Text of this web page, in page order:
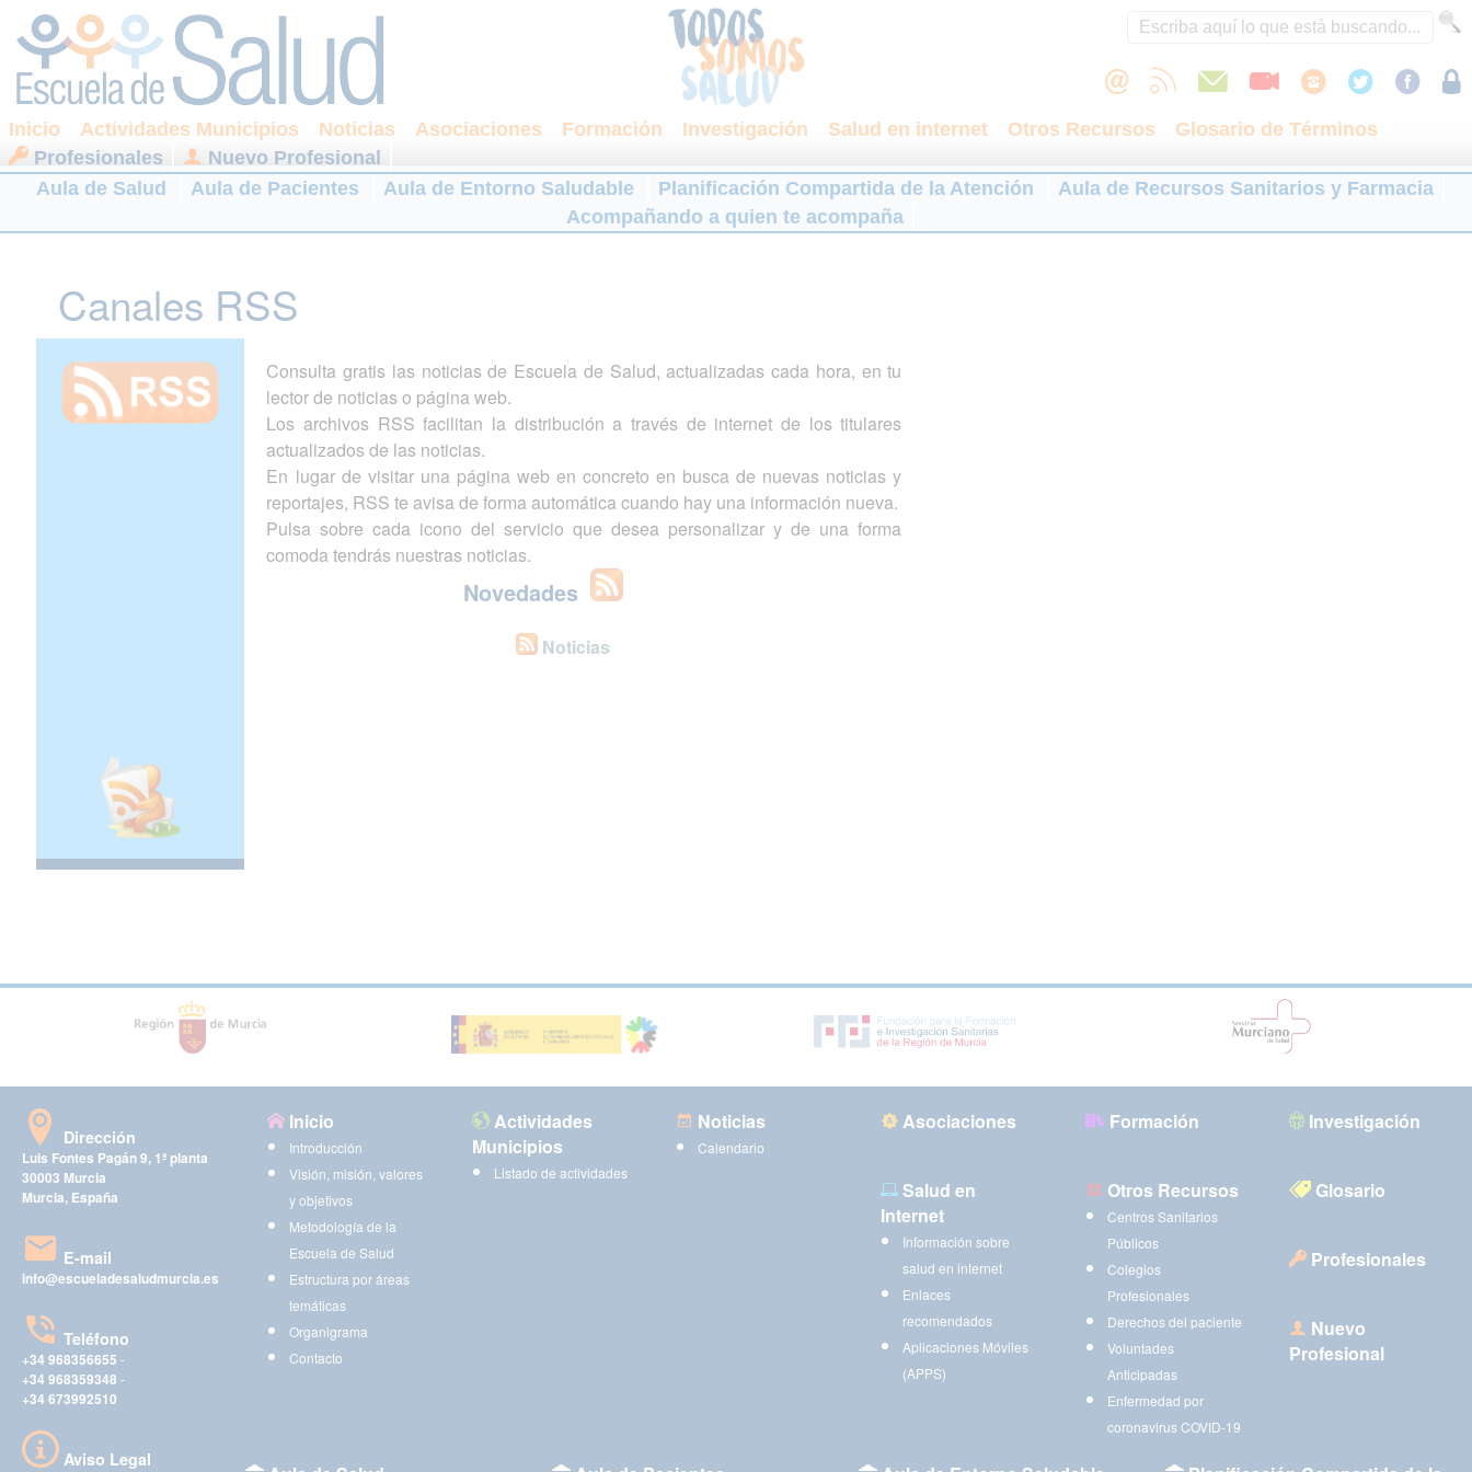
Inicio Actividades Municipios Noticias Asociaciones Formación Investigación Salud en internet Otros Recursos
Glosario de Términos
Profesionales
Nuevo Profesional
Aula de Salud
Aula de Pacientes Aula de Entorno Saludable Planificación Compartida de la Atención
Aula de Recursos Sanitarios y Farmacia
Acompañando a quien te acompaña
Canales RSS
Consulta gratis las noticias de Escuela de Salud, actualizadas cada hora, en tu
lector de noticias o página web.
Los archivos RSS facilitan la distribución a través de internet de los titulares
actualizados de las noticias.
En lugar de visitar una página web en concreto en busca de nuevas noticias y
reportajes, RSS te avisa de forma automática cuando hay una información nueva.
Pulsa sobre cada icono del servicio que desea personalizar y de una forma
comoda tendrás nuestras noticias.
Novedades
Noticias
Dirección
Luis Fontes Pagán 9, 1ª planta
30003 Murcia
Murcia, España
E-mail
info@escueladesaludmurcia.es
Teléfono
+34 968356655 -
+34 968359348 -
+34 673992510
Aviso Legal
Inicio
Introducción
Visión, misión, valores
y objetivos
Metodología de la
Escuela de Salud
Estructura por áreas
temáticas
Organigrama
Contacto
Actividades
Municipios
Listado de actividades
Noticias
Calendario
Asociaciones Formación Investigación
Salud en
Internet
Información sobre
salud en internet
Enlaces
recomendados
Aplicaciones Móviles
(APPS)
Otros Recursos
Centros Sanitarios
Públicos
Colegios
Profesionales
Derechos del paciente
Voluntades
Anticipadas
Enfermedad por
coronavirus COVID-19
Glosario
Profesionales
Nuevo
Profesional